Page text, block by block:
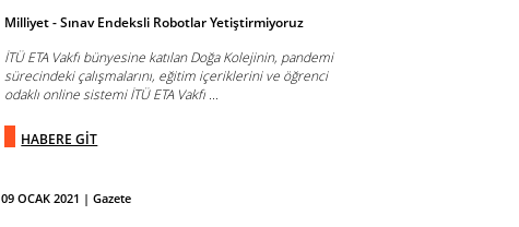
09 OCAK 2021 | Gazete
Milliyet - Sınav Endeksli Robotlar Yetiştirmiyoruz
İTÜ ETA Vakfı bünyesine katılan Doğa Kolejinin, pandemi
sürecindeki çalışmalarını, eğitim içeriklerini ve öğrenci
odaklı online sistemi İTÜ ETA Vakfı ...
HABERE GİT